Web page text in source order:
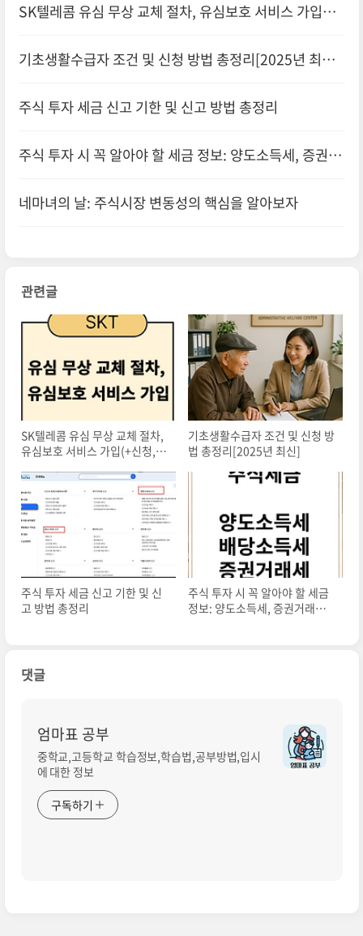
SK텔레콤 유심 무상 교체 절차, 유심보호 서비스 가입
기초생활수급자 조건 및 신청 방법 총정리[2025년 최신]
주식 투자 세금 신고 기한 및 신고 방법 총정리
주식 투자 시 꼭 알아야 할 세금 정보: 양도소득세, 증권거
네마녀의 날: 주식시장 변동성의 핵심을 알아보자
관련글
SK텔레콤 유심 무상 교체 절차,
유심보호 서비스 가입(+신청,예
기초생활수급자 조건 및 신청 방
법 총정리[2025년 최신]
주식 투자 세금 신고 기한 및 신
고 방법 총정리
주식 투자 시 꼭 알아야 할 세금
정보: 양도소득세, 증권거래세,
댓글
엄마표 공부
중학교,고등학교 학습정보,학습법,공부방법,입시
에 대한 정보
구독하기